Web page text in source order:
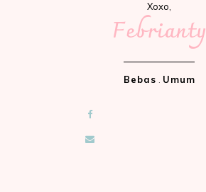
Xoxo,
Febrianty
Bebas Umum